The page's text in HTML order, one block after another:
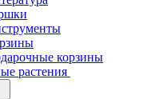
корзины
растения